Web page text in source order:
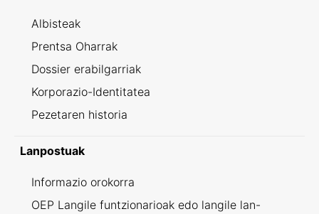
Albisteak
Prentsa Oharrak
Dossier erabilgarriak
Korporazio-Identitatea
Pezetaren historia
Lanpostuak
Informazio orokorra
OEP Langile funtzionarioak edo langile lan-